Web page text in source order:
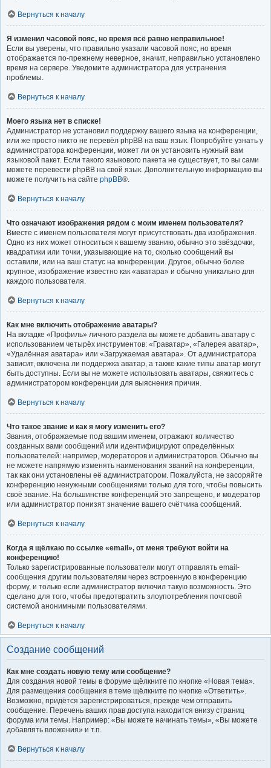
Вернуться к началу
Я изменил часовой пояс, но время всё равно неправильное!
Если вы уверены, что правильно указали часовой пояс, но время
отображается по-прежнему неверное, значит, неправильно установлено
время на сервере. Уведомите администратора для устранения
проблемы.
Вернуться к началу
Моего языка нет в списке!
Администратор не установил поддержку вашего языка на конференции,
или же просто никто не перевёл phpBB на ваш язык. Попробуйте узнать у
администратора конференции, может ли он установить нужный вам
языковой пакет. Если такого языкового пакета не существует, то вы сами
можете перевести phpBB на свой язык. Дополнительную информацию вы
можете получить на сайте phpBB®.
Вернуться к началу
Что означают изображения рядом с моим именем пользователя?
Вместе с именем пользователя могут присутствовать два изображения.
Одно из них может относиться к вашему званию, обычно это звёздочки,
квадратики или точки, указывающие на то, сколько сообщений вы
оставили, или на ваш статус на конференции. Другое, обычно более
крупное, изображение известно как «аватара» и обычно уникально для
каждого пользователя.
Вернуться к началу
Как мне включить отображение аватары?
На вкладке «Профиль» личного раздела вы можете добавить аватару с
использованием четырёх инструментов: «Граватар», «Галерея аватар»,
«Удалённая аватара» или «Загружаемая аватара». От администратора
зависит, включена ли поддержка аватар, а также какие типы аватар могут
быть доступны. Если вы не можете использовать аватары, свяжитесь с
администратором конференции для выяснения причин.
Вернуться к началу
Что такое звание и как я могу изменить его?
Звания, отображаемые под вашим именем, отражают количество
созданных вами сообщений или идентифицируют определённых
пользователей: например, модераторов и администраторов. Обычно вы
не можете напрямую изменять наименования званий на конференции,
так как они установлены её администратором. Пожалуйста, не засоряйте
конференцию ненужными сообщениями только для того, чтобы повысить
своё звание. На большинстве конференций это запрещено, и модератор
или администратор понизят значение вашего счётчика сообщений.
Вернуться к началу
Когда я щёлкаю по ссылке «email», от меня требуют войти на
конференцию!
Только зарегистрированные пользователи могут отправлять email-
сообщения другим пользователям через встроенную в конференцию
форму, и только если администратор включил такую возможность. Это
сделано для того, чтобы предотвратить злоупотребления почтовой
системой анонимными пользователями.
Вернуться к началу
Создание сообщений
Как мне создать новую тему или сообщение?
Для создания новой темы в форуме щёлкните по кнопке «Новая тема».
Для размещения сообщения в теме щёлкните по кнопке «Ответить».
Возможно, придётся зарегистрироваться, прежде чем отправить
сообщение. Перечень ваших прав доступа находится внизу страниц
форума или темы. Например: «Вы можете начинать темы», «Вы можете
добавлять вложения» и т.п.
Вернуться к началу